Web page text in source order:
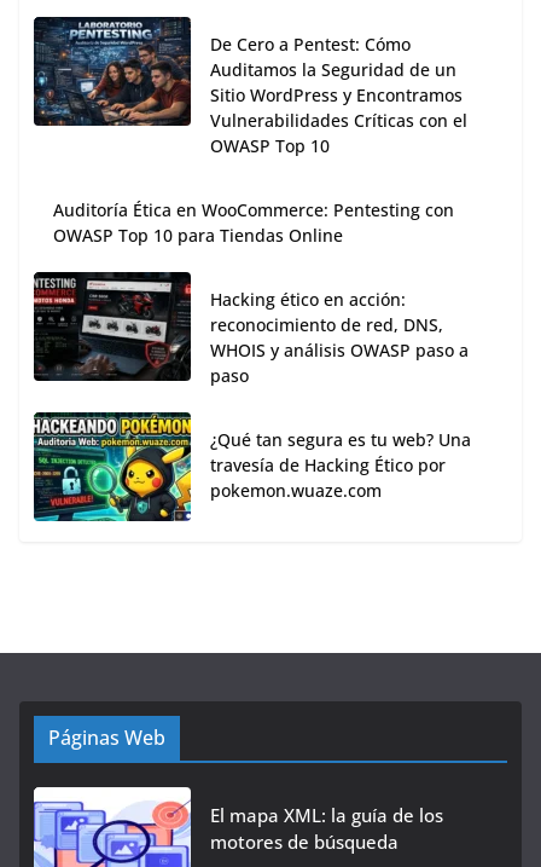
De Cero a Pentest: Cómo
Auditamos la Seguridad de un
Sitio WordPress y Encontramos
Vulnerabilidades Críticas con el
OWASP Top 10
Auditoría Ética en WooCommerce: Pentesting con
OWASP Top 10 para Tiendas Online
Hacking ético en acción:
reconocimiento de red, DNS,
WHOIS y análisis OWASP paso a
paso
¿Qué tan segura es tu web? Una
travesía de Hacking Ético por
pokemon.wuaze.com
Páginas Web
El mapa XML: la guía de los
motores de búsqueda